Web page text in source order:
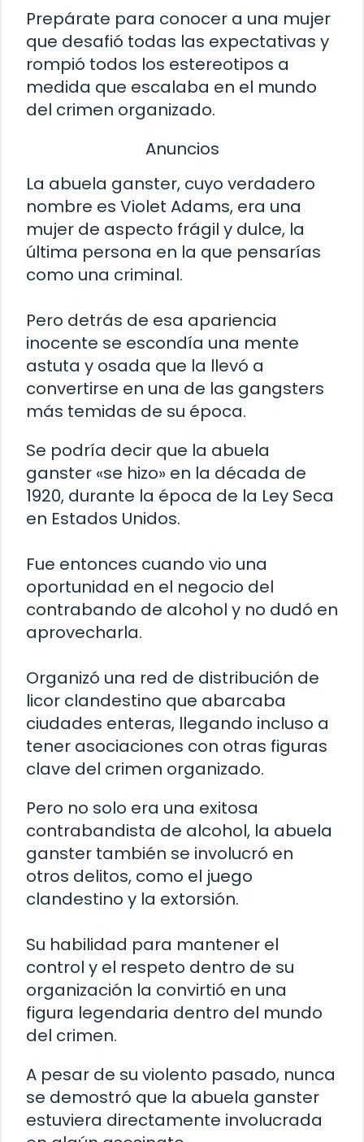
Prepárate para conocer a una mujer
que desafió todas las expectativas y
rompió todos los estereotipos a
medida que escalaba en el mundo
del crimen organizado.
Anuncios
La abuela ganster, cuyo verdadero
nombre es Violet Adams, era una
mujer de aspecto frágil y dulce, la
última persona en la que pensarías
como una criminal.
Pero detrás de esa apariencia
inocente se escondía una mente
astuta y osada que la llevó a
convertirse en una de las gangsters
más temidas de su época.
Se podría decir que la abuela
ganster «se hizo» en la década de
1920, durante la época de la Ley Seca
en Estados Unidos.
Fue entonces cuando vio una
oportunidad en el negocio del
contrabando de alcohol y no dudó en
aprovecharla.
Organizó una red de distribución de
licor clandestino que abarcaba
ciudades enteras, llegando incluso a
tener asociaciones con otras figuras
clave del crimen organizado.
Pero no solo era una exitosa
contrabandista de alcohol, la abuela
ganster también se involucró en
otros delitos, como el juego
clandestino y la extorsión.
Su habilidad para mantener el
control y el respeto dentro de su
organización la convirtió en una
figura legendaria dentro del mundo
del crimen.
A pesar de su violento pasado, nunca
se demostró que la abuela ganster
estuviera directamente involucrada